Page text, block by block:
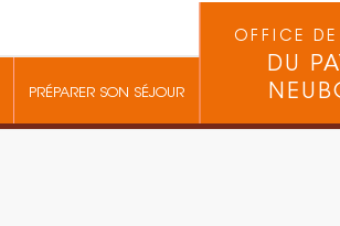
PRÉPARER SON SÉJOUR
OFFICE
DU